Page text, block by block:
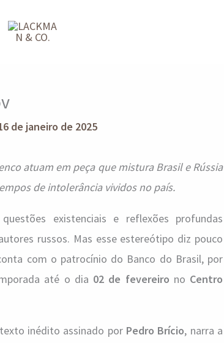
de janeiro de 2025
atuam em peça que mistura Brasil e Rússia
de intolerância vividos no país.
existenciais e reflexões profundas
russos. Mas esse estereótipo diz pouco
com o patrocínio do Banco do Brasil, por
até o dia 02 de fevereiro no Centro
inédito assinado por Pedro Brício, narra a